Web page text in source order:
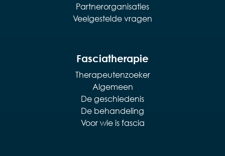
Partnerorganisaties
Veelgestelde vragen
Fasciatherapie
Therapeutenzoeker
Algemeen
De geschiedenis
De behandeling
Voor wie is fascia